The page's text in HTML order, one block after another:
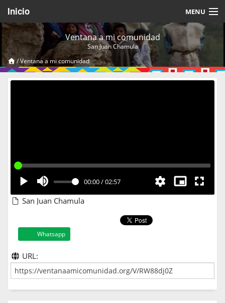
Inicio MENU
Acerca de
Videos Temáticos
Cerrar Sesión
Ventana a mi comunidad
San Juan Chamula
/Ventana a mi comunidad
00:00/02:57
San Juan Chamula
Whatsapp
URL: